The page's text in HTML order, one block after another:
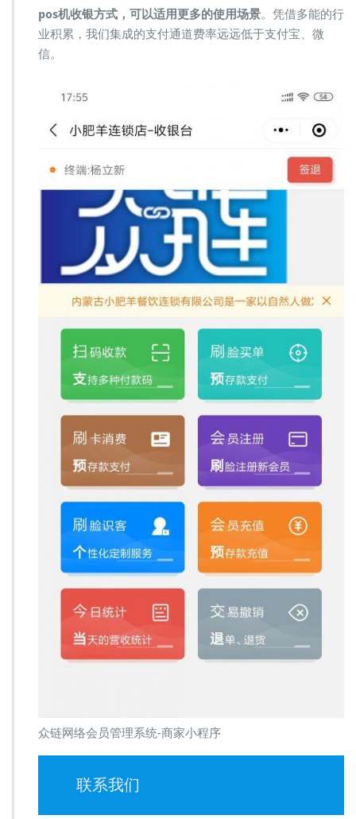
pos机收银方式，可以适用更多的使用场景。凭借多能的行
业积累，我们集成的支付通道费率远远低于支付宝、微
信。
众链网络会员管理系统-商家小程序
联系我们